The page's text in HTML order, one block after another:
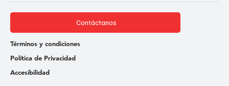
Contáctanos
Términos y condiciones
Política de Privacidad
Accesibilidad